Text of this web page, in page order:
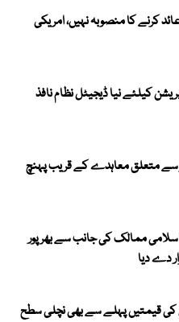
عائد کرنے کا منصوبہ نہیں، امریکی
حج آپریشن کیلئے نیا ڈیجیٹل نظام نافذ
سے متعلق معاہدے کے قریب پہنچ
ممالک کی جانب سے بھرپور
دے دیا
کی قیمتیں پہلے سے بھی نچلی سطح